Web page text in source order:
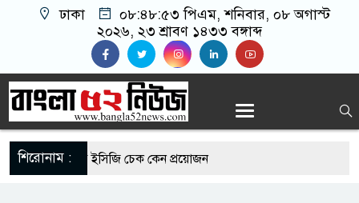
ঢাকা ০৮:৪৮:৫৩ পিএম, শনিবার, ০৮ অগাস্ট
২০২৬, ২৩ শ্রাবণ ১৪৩৩ বঙ্গাব্দ
শিরোনাম :
নিয়মিত ইসিজি চেক কেন প্রয়োজন